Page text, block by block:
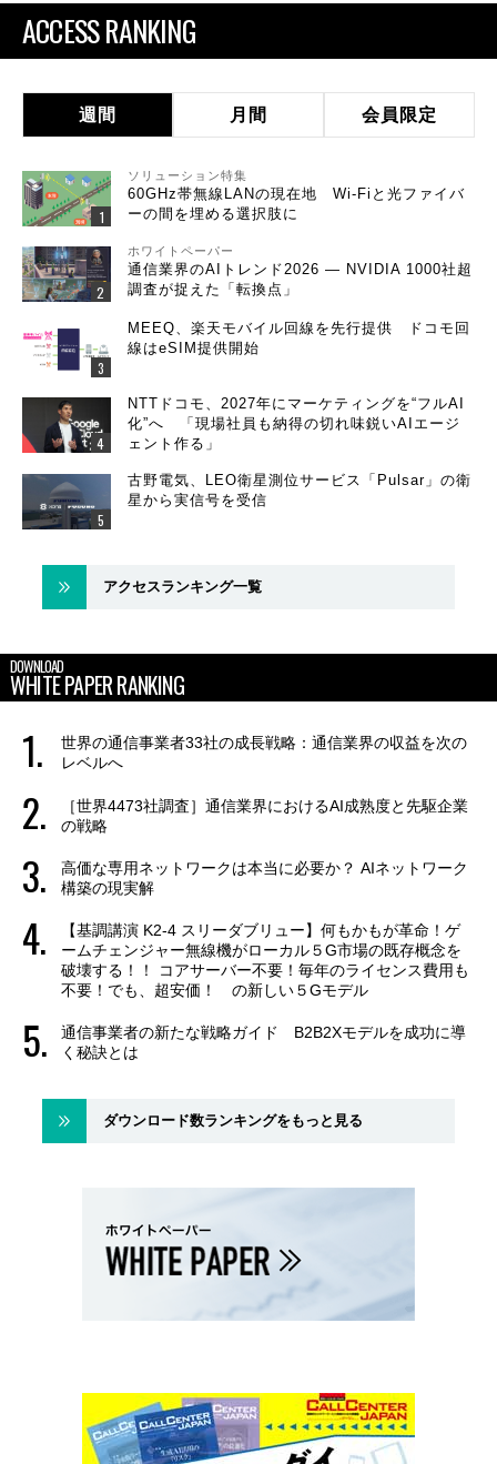
ACCESS RANKING
週間 月間 会員限定
ソリューション特集
60GHz帯無線LANの現在地 Wi-Fiと光ファイバ
ーの間を埋める選択肢に
ホワイトペーパー
通信業界のAIトレンド2026 ― NVIDIA 1000社超
調査が捉えた「転換点」
MEEQ、楽天モバイル回線を先行提供 ドコモ回
線はeSIM提供開始
NTTドコモ、2027年にマーケティングを“フルAI
化”へ 「現場社員も納得の切れ味鋭いAIエージ
ェント作る」
古野電気、LEO衛星測位サービス「Pulsar」の衛
星から実信号を受信
アクセスランキング一覧
DOWNLOAD
WHITE PAPER RANKING
世界の通信事業者33社の成長戦略：通信業界の収益を次の
レベルへ
［世界4473社調査］通信業界におけるAI成熟度と先駆企業
の戦略
高価な専用ネットワークは本当に必要か？ AIネットワーク
構築の現実解
【基調講演 K2-4 スリーダブリュー】何もかもが革命！ゲ
ームチェンジャー無線機がローカル５G市場の既存概念を
破壊する！！ コアサーバー不要！毎年のライセンス費用も
不要！でも、超安価！ の新しい５Gモデル
通信事業者の新たな戦略ガイド B2B2Xモデルを成功に導
く秘訣とは
ダウンロード数ランキングをもっと見る